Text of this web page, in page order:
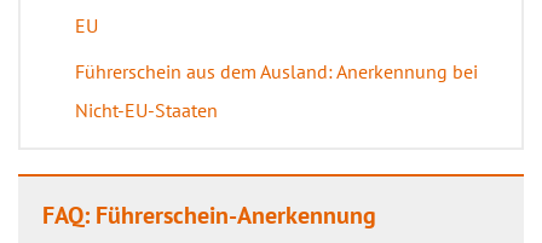
EU
Führerschein aus dem Ausland: Anerkennung bei
Nicht-EU-Staaten
FAQ: Führerschein-Anerkennung